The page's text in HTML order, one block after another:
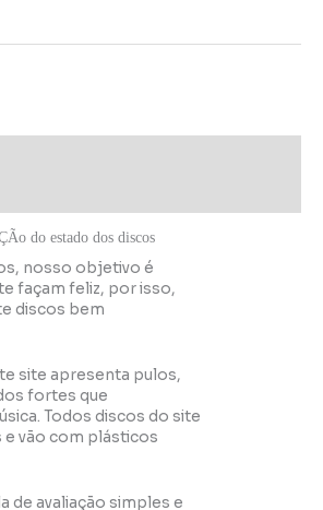
do estado dos discos
nosso objetivo é
façam feliz, por isso,
discos bem
site apresenta pulos,
fortes que
Todos discos do site
vão com plásticos
de avaliação simples e